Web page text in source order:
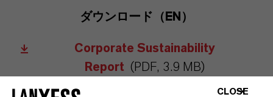
ダウンロード（EN）
Corporate Sustainability
Report (PDF, 3.9 MB)
CLOSE